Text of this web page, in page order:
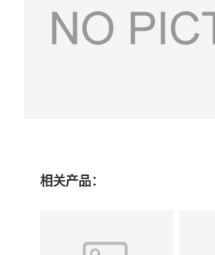
相关产品：